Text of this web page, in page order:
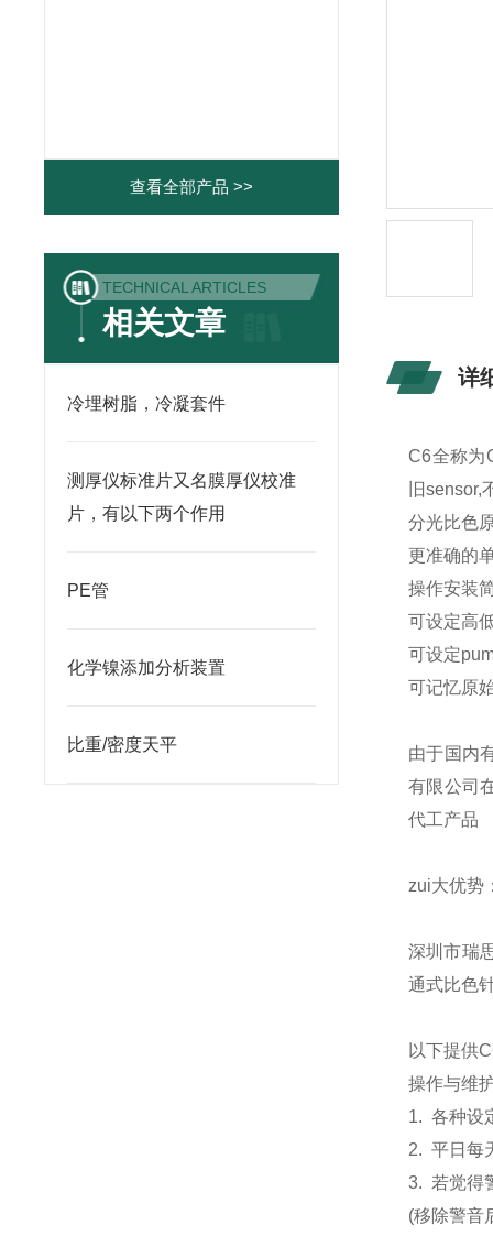
查看全部产品 >>
TECHNICAL ARTICLES
相关文章
冷埋树脂，冷凝套件
测厚仪标准片又名膜厚仪校准
片，有以下两个作用
PE管
化学镍添加分析装置
比重/密度天平
详
C6全称为
旧sensor,
分光比色
更准确的
操作安装
可设定高
可设定
可记忆原
由于国内
有限公司
代工产品
zui大优势
深圳市瑞
通式比色
以下提供
操作与维
1.各种设
2.平日每
3. 若觉得
(移除警音